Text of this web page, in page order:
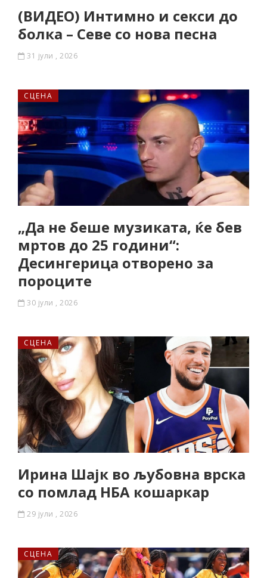
(ВИДЕО) Интимно и секси до
болка – Севе со нова песна
31 јули , 2026
СЦЕНА
„Да не беше музиката, ќе бев
мртов до 25 години“:
Десингерица отворено за
пороците
30 јули , 2026
СЦЕНА
Ирина Шајк во љубовна врска
со помлад НБА кошаркар
29 јули , 2026
СЦЕНА